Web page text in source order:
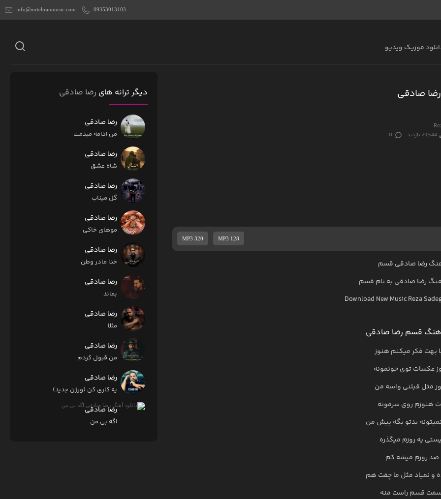
info@mrtehranmusic.com 09353013103
موزیک ویدیو
صادقی
29,544 بازدید 0
MP3 320 MP3 128
رضا صادقی قسم
رضا صادقی به نام قسم
Download New MusicReza
قسم رضا صادقی
بهت فکر میکنم هنوز
عکسات توی خونمونه
مثل قبلنی واسه من
هنوزم روی سرمونه
بدتو بگه پیش من
یه روزم میگذره
صد روزم میشه کم
و نمیاد مثل ما چفت هم
قسم راست منه
دیگر ترانه های رضا صادقی
رضا صادقی
من ادامه میدمت
رضا صادقی
شاه عشق
رضا صادقی
گل میناب
رضا صادقی
موهای خاکی
رضا صادقی
خدا مادر وطن
رضا صادقی
بماند
رضا صادقی
مثلا
رضا صادقی
من قبول کردم
رضا صادقی
یه کاری کن (ورژن جدید)
رضا صادقی
اگه بی من